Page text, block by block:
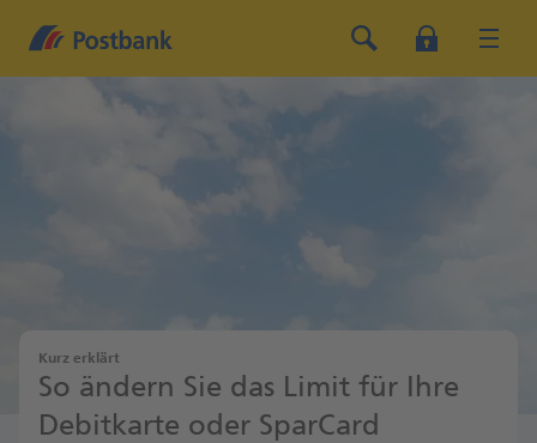
Kurz erklärt
So ändern Sie das Limit für Ihre
Debitkarte oder SparCard